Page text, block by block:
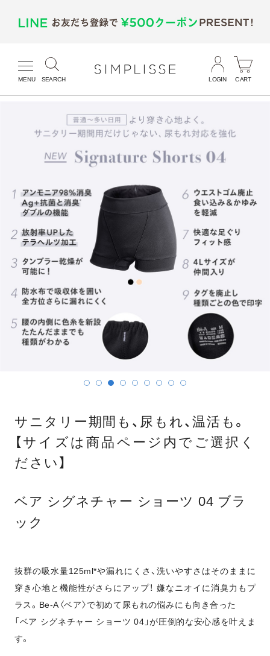
MENU SEARCH LOGIN CART
サニタリー期間も、尿もれ、温活も。
【サイズは商品ページ内でご選択く
ださい】
ベア シグネチャー ショーツ 04 ブラ
ック
抜群の吸水量125ml*や漏れにくさ、洗いやすさはそのままに
穿き心地と機能性がさらにアップ！ 嫌なニオイに消臭力もプ
ラス。Be-A〈ベア〉で初めて尿もれの悩みにも向き合った
「ベア シグネチャー ショーツ 04」が圧倒的な安心感を叶えま
す。